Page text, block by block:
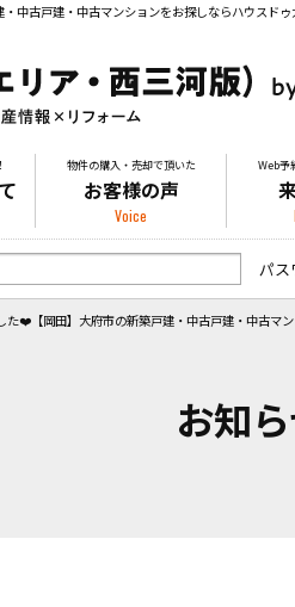
物件の購入・売却で頂いた
お客様の声
Voice
Web予
パス
た❤️【岡田】大府市の新築戸建・中古戸建・中古マ
お知